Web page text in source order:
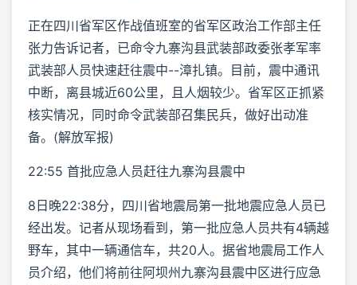
正在四川省军区作战值班室的省军区政治工作部主任
张力告诉记者，已命令九寨沟县武装部政委张孝军率
武装部人员快速赶往震中--漳扎镇。目前，震中通讯
中断，离县城近60公里，且人烟较少。省军区正抓紧
核实情况，同时命令武装部召集民兵，做好出动准
备。(解放军报)
22:55 首批应急人员赶往九寨沟县震中
8日晚22:38分，四川省地震局第一批地震应急人员已
经出发。记者从现场看到，第一批应急人员共有4辆越
野车，其中一辆通信车，共20人。据省地震局工作人
员介绍，他们将前往阿坝州九寨沟县震中区进行应急